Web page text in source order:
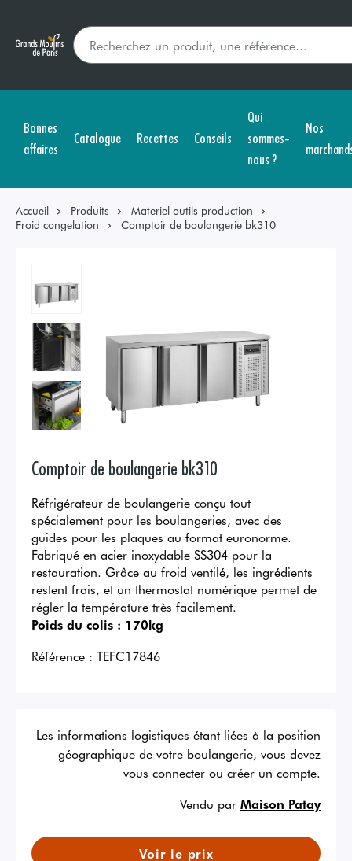
Bonnes
affaires
Catalogue Recettes Conseils
Qui
sommes-
nous ?
Nos
Accueil Produits
Materiel outils production
Froid congelation
Comptoir de boulangerie bk310
Comptoir de boulangerie bk310
Réfrigérateur de boulangerie conçu tout
spécialement pour les boulangeries, avec des
guides pour les plaques au format euronorme.
Fabriqué en acier inoxydable SS304 pour la
restauration. Grâce au froid ventilé, les ingrédients
restent frais, et un thermostat numérique permet de
régler la température très facilement.
Poids du colis : 170kg
Référence : TEFC17846
Les informations logistiques étant liées à la position
géographique de votre boulangerie, vous devez
vous connecter ou créer un compte.
Vendu par Maison Patay
Voir le prix